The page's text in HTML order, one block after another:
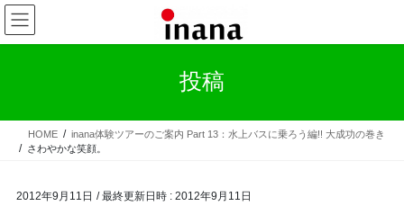
コ
ン
テ
ス
ナ
ビ
ゲ
ン
投稿
HOME
inana体験ツアーのご案内 Part 13：水上バスに乗ろう編!! 大成功の巻き
さわやかな笑顔。
2012年9月11日 / 最終更新日時 : 2012年9月11日